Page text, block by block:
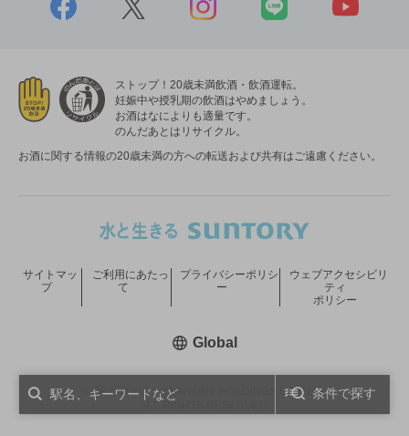
条件で探す
ストップ！20歳未満飲酒・飲酒運転。
妊娠中や授乳期の飲酒はやめましょう。
お酒はなによりも適量です。
のんだあとはリサイクル。
お酒に関する情報の20歳未満の方への転送および共有はご遠慮ください。
COPYRIGHT © SUNTORY HOLDINGS LIMITED.
サイトマッ
プ
ご利用にあたっ
て
プライバシーポリシ
ー
ウェブアクセシビリ
ティ
ポリシー
Global新しいウィンドウで開く